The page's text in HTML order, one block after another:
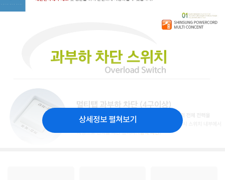
상세정보 펼쳐보기